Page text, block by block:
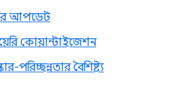
আপডেট
কোয়ান্টাইজেশন
পরিচ্ছন্নতার বৈশিষ্ট্য